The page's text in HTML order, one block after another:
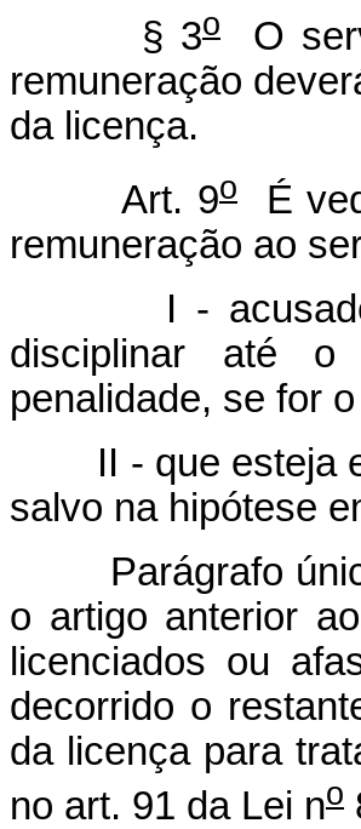
§ 3o
O
remuneração
da licença.
Art. 9o
É
remuneração ao
I - acusado
disciplinar até o
penalidade, se for
II - que esteja
salvo na hipótese
Parágrafo
o artigo anterior
licenciados ou
decorrido o
da licença para
no art. 91 da Lei no